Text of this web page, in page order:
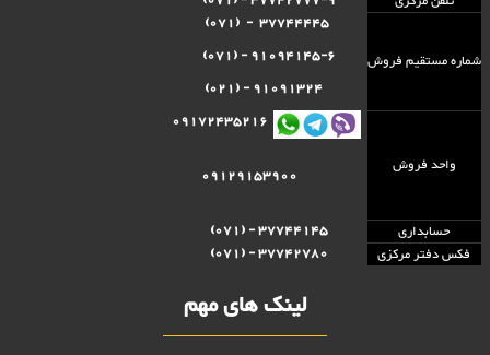
شماره مستقيم فروش
91094145-6 - (071)
واحد فروش
09172435216
حسابداری
37744145 - (071)
فکس دفتر مرکزی
37742780 - (071)
لینک های مهم